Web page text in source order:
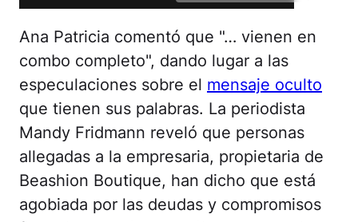
Ana Patricia comentó que "… vienen en
combo completo", dando lugar a las
especulaciones sobre el mensaje oculto
que tienen sus palabras. La periodista
Mandy Fridmann reveló que personas
allegadas a la empresaria, propietaria de
Beashion Boutique, han dicho que está
agobiada por las deudas y compromisos